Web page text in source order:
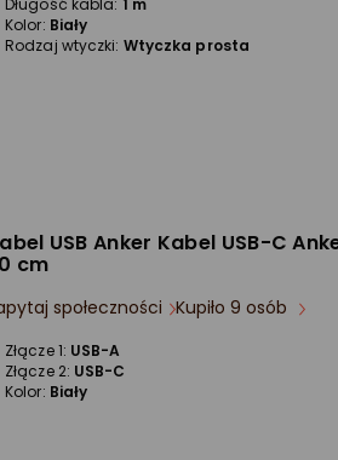
Długość kabla: 1 m
Kolor: Biały
Rodzaj wtyczki: Wtyczka prosta
USB Anker Kabel USB-C
cm
społeczności Kupiło 9 osób
Złącze 1: USB-A
Złącze 2: USB-C
Kolor: Biały